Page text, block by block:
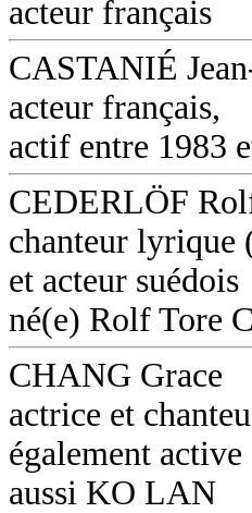
acteur français
CASTANIÉ
acteur français,
actif entre 1983
CEDERLÖF
chanteur lyrique
et acteur suédois
né(e) Rolf Tore
CHANG Grace
actrice et
également
aussi KO LAN